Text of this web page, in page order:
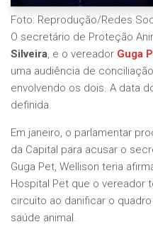
Foto: Reprodução/Redes
O secretário de Proteção
Silveira, e o vereador Guga
uma audiência de
envolvendo os dois. A data
definida.
Em janeiro, o parlamentar
da Capital para acusar o
Guga Pet, Wellison teria
Hospital Pet que o vereador
circuito ao danificar o
saúde animal.